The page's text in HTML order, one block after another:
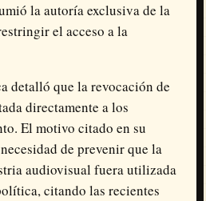
la autoría exclusiva de la
el acceso a la
detalló que la revocación de
directamente a los
El motivo citado en su
de prevenir que la
audiovisual fuera utilizada
citando las recientes